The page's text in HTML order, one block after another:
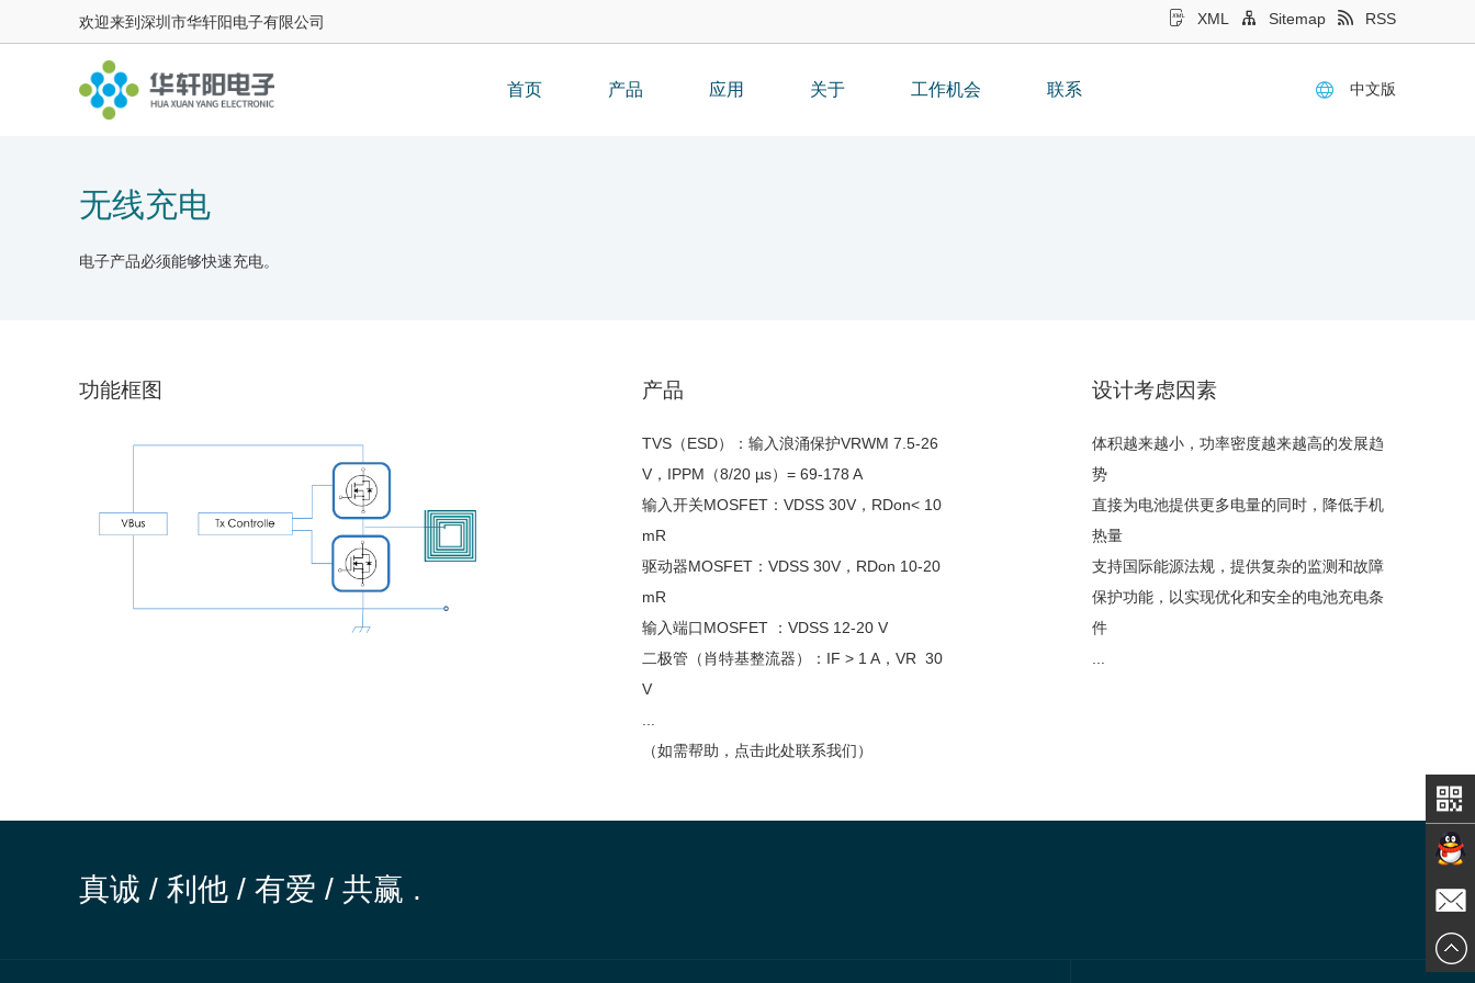
欢迎来到深圳市华轩阳电子有限公司 XML Sitemap RSS
首页 产品 应用 关于 工作机会 联系 中文版
无线充电
电子产品必须能够快速充电。
功能框图 产品
TVS（ESD）：输入浪涌保护VRWM 7.5-26
V，IPPM（8/20 µs）= 69-178 A
输入开关MOSFET：VDSS 30V，RDon< 10
mR
驱动器MOSFET：VDSS 30V，RDon 10-20
mR
输入端口MOSFET ：VDSS 12-20 V
二极管（肖特基整流器）：IF > 1 A，VR 30
V
（如需帮助，点击此处联系我们）
设计考虑因素
体积越来越小，功率密度越来越高的发展趋
势
直接为电池提供更多电量的同时，降低手机
热量
支持国际能源法规，提供复杂的监测和故障
保护功能，以实现优化和安全的电池充电条
件
真诚 / 利他 / 有爱 / 共赢 . 在线交
谈
发送邮